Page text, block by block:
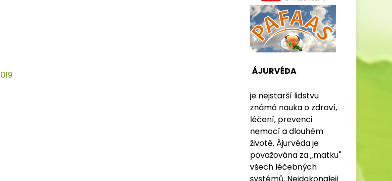
ÁJURVÉDA
je nejstarší lidstvu
známá nauka o zdraví,
léčení, prevenci
nemocí a dlouhém
životě. Ájurvéda je
považována za „matku"
všech léčebných